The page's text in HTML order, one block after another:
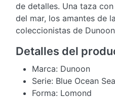
de detalles. Una taza
del mar, los amantes de
coleccionistas de
Detalles del
Marca: Dunoon
Serie: Blue Ocean
Forma: Lomond